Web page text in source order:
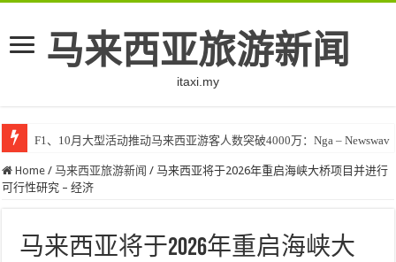
马来西亚旅游新闻
itaxi.my
F1、10月大型活动推动马来西亚游客人数突破4000万：Nga – Newswav
Home / 马来西亚旅游新闻 / 马来西亚将于2026年重启海峡大桥项目并进行
可行性研究 – 经济
马来西亚将于2026年重启海峡大